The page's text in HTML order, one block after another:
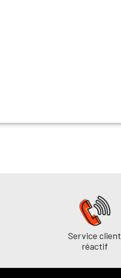
Service client
réactif